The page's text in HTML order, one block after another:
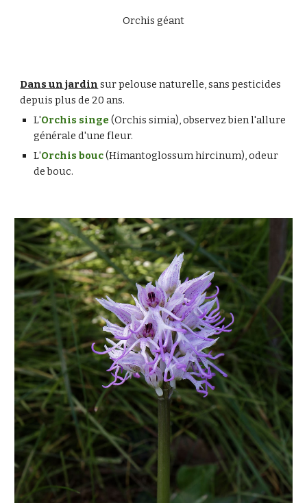
Orchis géant
Dans un jardin sur pelouse naturelle, sans pesticides
depuis plus de 20 ans.
L'Orchis singe (Orchis simia), observez bien l'allure
générale d'une fleur.
L'Orchis bouc (Himantoglossum hircinum), odeur
de bouc.